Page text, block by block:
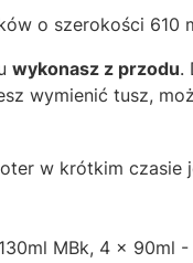
o szerokości 610
wykonasz z przodu.
wymienić tusz,
w krótkim czasie
MBk, 4 x 90ml